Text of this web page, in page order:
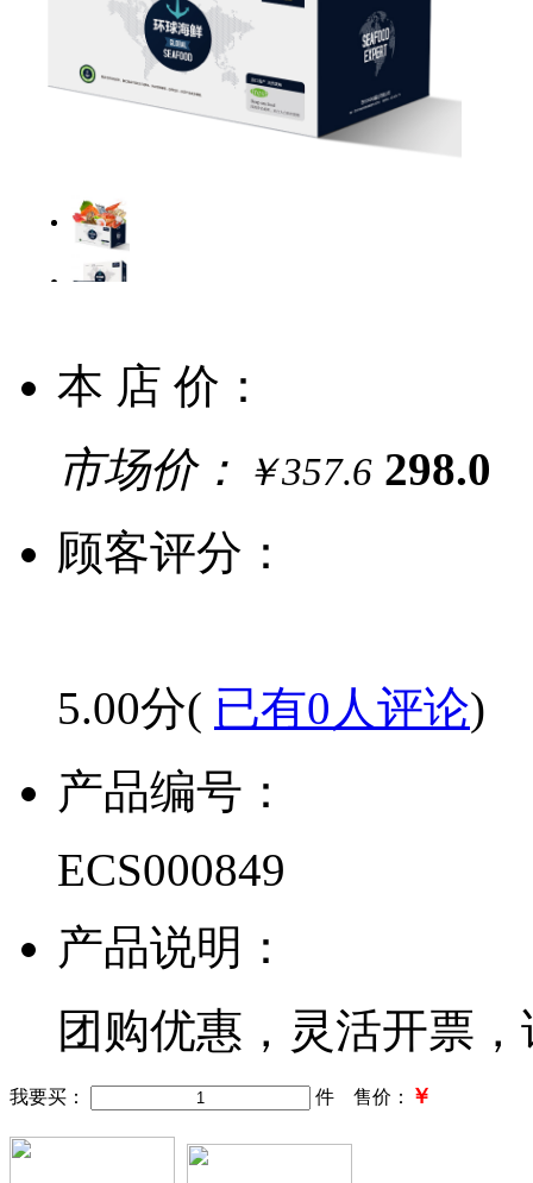
本 店 价：
市场价：
￥357.6 298.0
顾客评分：
5.00分( 已有0人评论)
产品编号：
ECS000849
产品说明：
团购优惠，灵活开票
我要买： 件 售价： ￥